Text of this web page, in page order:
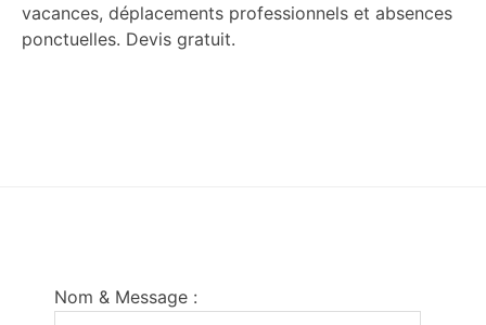
vacances, déplacements professionnels et absences
ponctuelles. Devis gratuit.
Nom & Message :